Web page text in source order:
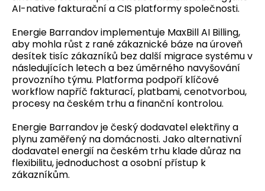
AI-native fakturační a CIS platformy společnosti.
Energie Barrandov implementuje MaxBill AI Billing,
aby mohla růst z rané zákaznické báze na úroveň
desítek tisíc zákazníků bez další migrace systému v
následujících letech a bez úměrného navyšování
provozního týmu. Platforma podpoří klíčové
workflow napříč fakturací, platbami, cenotvorbou,
procesy na českém trhu a finanční kontrolou.
Energie Barrandov je český dodavatel elektřiny a
plynu zaměřený na domácnosti. Jako alternativní
dodavatel energií na českém trhu klade důraz na
flexibilitu, jednoduchost a osobní přístup k
zákazníkům.